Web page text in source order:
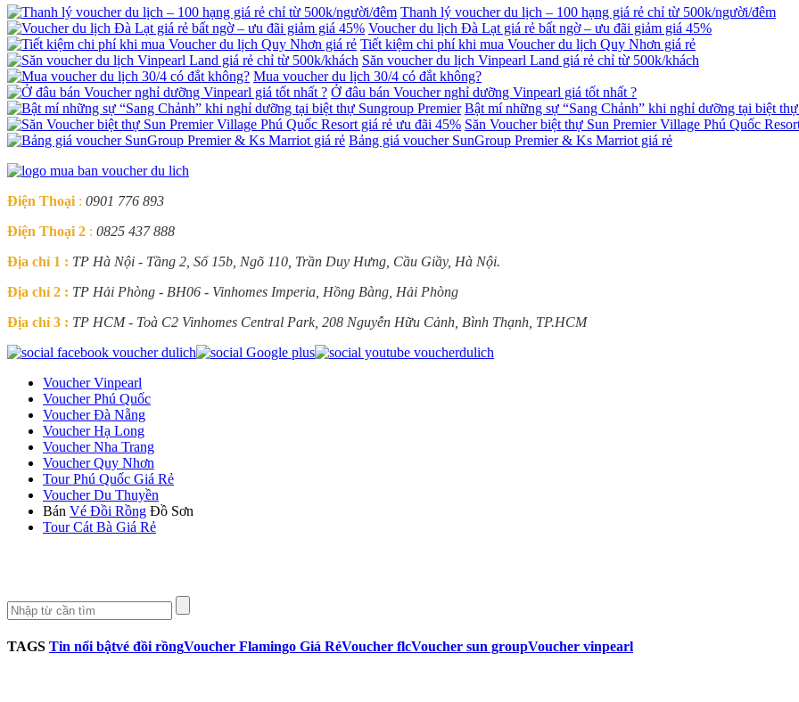
Thanh lý voucher du lịch – 100 hạng giá rẻ chỉ từ 500k/người/đêm
Voucher du lịch Đà Lạt giá rẻ bất ngờ – ưu đãi giảm giá 45%
Tiết kiệm chi phí khi mua Voucher du lịch Quy Nhơn giá rẻ
Săn voucher du lịch Vinpearl Land giá rẻ chỉ từ 500k/khách
Mua voucher du lịch 30/4 có đắt không?
Ở đâu bán Voucher nghỉ dưỡng Vinpearl giá tốt nhất ?
Bật mí những sự “Sang Chảnh” khi nghỉ dưỡng tại biệt
Săn Voucher biệt thự Sun Premier Village Phú Quốc
Bảng giá voucher SunGroup Premier & Ks Marriot giá rẻ
Điện Thoại : 0901 776 893
Điện Thoại 2 : 0825 437 888
Địa chỉ 1 : TP Hà Nội - Tầng 2, Số 15b, Ngõ 110, Trần Duy Hưng, Cầu Giầy, Hà Nội.
Địa chỉ 2 : TP Hải Phòng - BH06 - Vinhomes Imperia, Hồng Bàng, Hải Phòng
Địa chỉ 3 : TP HCM - Toà C2 Vinhomes Central Park, 208 Nguyễn Hữu Cảnh, Bình Thạnh, TP.HCM
Voucher Vinpearl
Voucher Phú Quốc
Voucher Đà Nẵng
Voucher Hạ Long
Voucher Nha Trang
Voucher Quy Nhơn
Tour Phú Quốc Giá Rẻ
Voucher Du Thuyền
Bán Vé Đồi Rồng Đồ Sơn
Tour Cát Bà Giá Rẻ
TAGS Tin nổi bậtvé đồi rồngVoucher Flamingo Giá RẻVoucher flcVoucher sun groupVoucher vinpearl